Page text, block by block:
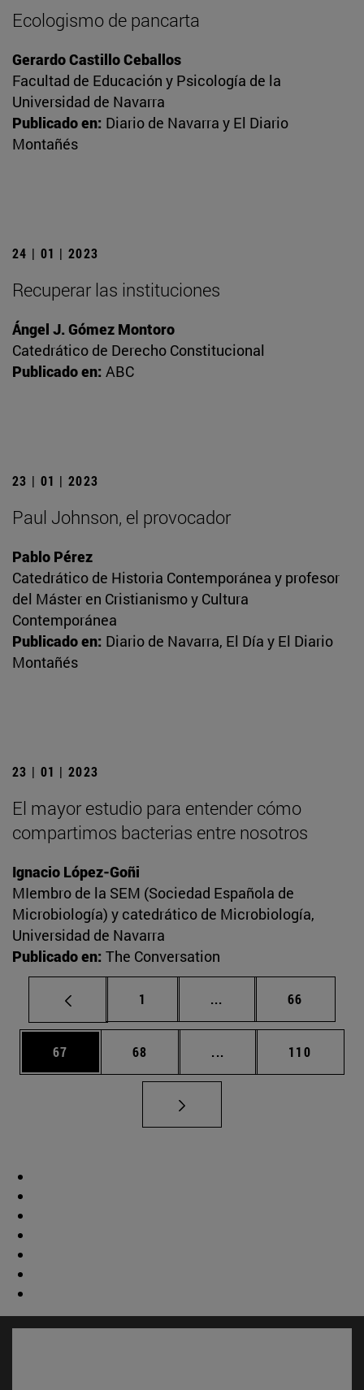
Ecologismo de pancarta
Gerardo Castillo Ceballos
Facultad de Educación y Psicología de la
Universidad de Navarra
Publicado en: Diario de Navarra y El Diario
Montañés
24 | 01 | 2023
Recuperar las instituciones
Ángel J. Gómez Montoro
Catedrático de Derecho Constitucional
Publicado en: ABC
23 | 01 | 2023
Paul Johnson, el provocador
Pablo Pérez
Catedrático de Historia Contemporánea y profesor
del Máster en Cristianismo y Cultura
Contemporánea
Publicado en: Diario de Navarra, El Día y El Diario
Montañés
23 | 01 | 2023
El mayor estudio para entender cómo
compartimos bacterias entre nosotros
Ignacio López-Goñi
MIembro de la SEM (Sociedad Española de
Microbiología) y catedrático de Microbiología,
Universidad de Navarra
Publicado en: The Conversation
Página
1 ... Páginas intermedias
Página
66
Página
67 Página
68 ... Páginas intermedias
Página
110